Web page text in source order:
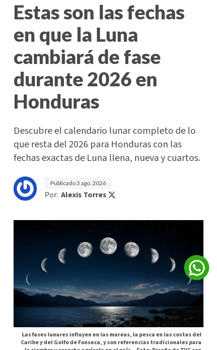
Estas son las fechas
en que la Luna
cambiará de fase
durante 2026 en
Honduras
Descubre el calendario lunar completo de lo
que resta del 2026 para Honduras con las
fechas exactas de Luna llena, nueva y cuartos.
Publicado3 ago. 2026
Por: Alexis Torres
Las fases lunares influyen en las mareas, la pesca en las costas del
Caribe y del Golfo de Fonseca, y son referencias tradicionales para